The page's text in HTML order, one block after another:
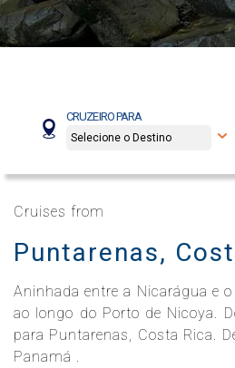
Boundless℠
Constellation®
Eclipse®
Edge®
e Fitness
Day at CocoCay
CRUZEIRO PARA
Cruises from
Puntarenas,
Aninhada entre a Nicarágua e
ao longo do Porto de Nicoya.
para Puntarenas, Costa Rica.
Panamá .